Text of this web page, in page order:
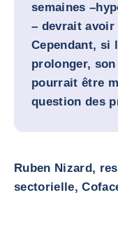
semaines
– devrait
Cependant, si
prolonger,
pourrait être
question des
Ruben Nizard,
sectorielle,